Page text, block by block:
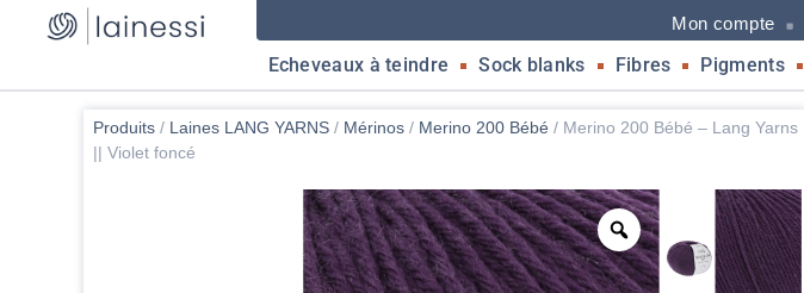
Mon compte
Echeveaux à teindre Sock blanks Fibres Pigments
Produits / Laines LANG YARNS / Mérinos / Merino 200 Bébé / Merino 200 Bébé – Lang Yarns
|| Violet foncé